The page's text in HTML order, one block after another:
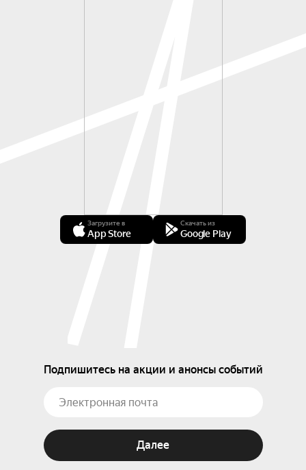
Загрузите в
App Store
Скачать из
Google Play
Подпишитесь на акции и анонсы событий
Далее